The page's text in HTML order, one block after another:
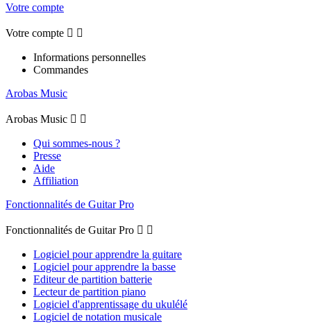
Votre compte
Votre compte  
Informations personnelles
Commandes
Arobas Music
Arobas Music  
Qui sommes-nous ?
Presse
Aide
Affiliation
Fonctionnalités de Guitar Pro
Fonctionnalités de Guitar Pro  
Logiciel pour apprendre la guitare
Logiciel pour apprendre la basse
Editeur de partition batterie
Lecteur de partition piano
Logiciel d'apprentissage du ukulélé
Logiciel de notation musicale